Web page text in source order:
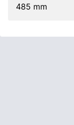
485 mm